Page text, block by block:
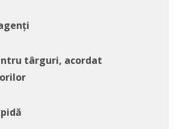
târguri, acordat